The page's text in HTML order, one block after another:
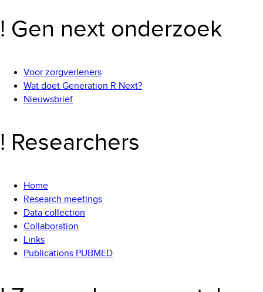
! Gen next onderzoek
Voor zorgverleners
Wat doet Generation R Next?
Nieuwsbrief
! Researchers
Home
Research meetings
Data collection
Collaboration
Links
Publications PUBMED